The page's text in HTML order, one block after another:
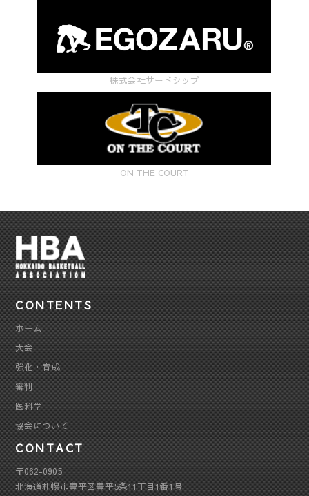
株式会社サードシップ
ON THE COURT
CONTENTS
ホーム
大会
強化・育成
審判
医科学
協会について
CONTACT
〒062-0905
北海道札幌市豊平区豊平5条11丁目1番1号